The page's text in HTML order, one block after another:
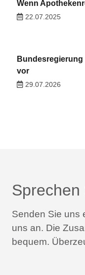
Wenn
22.07.2025
vor
29.07.2026
Sprechen
Senden Sie uns
uns an. Die
bequem.